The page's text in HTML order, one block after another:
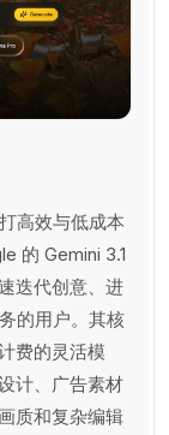
高效与低成本
的 Gemini 3.1
迭代创意、进
的用户。其核
费的灵活模
计、广告素材
质和复杂编辑